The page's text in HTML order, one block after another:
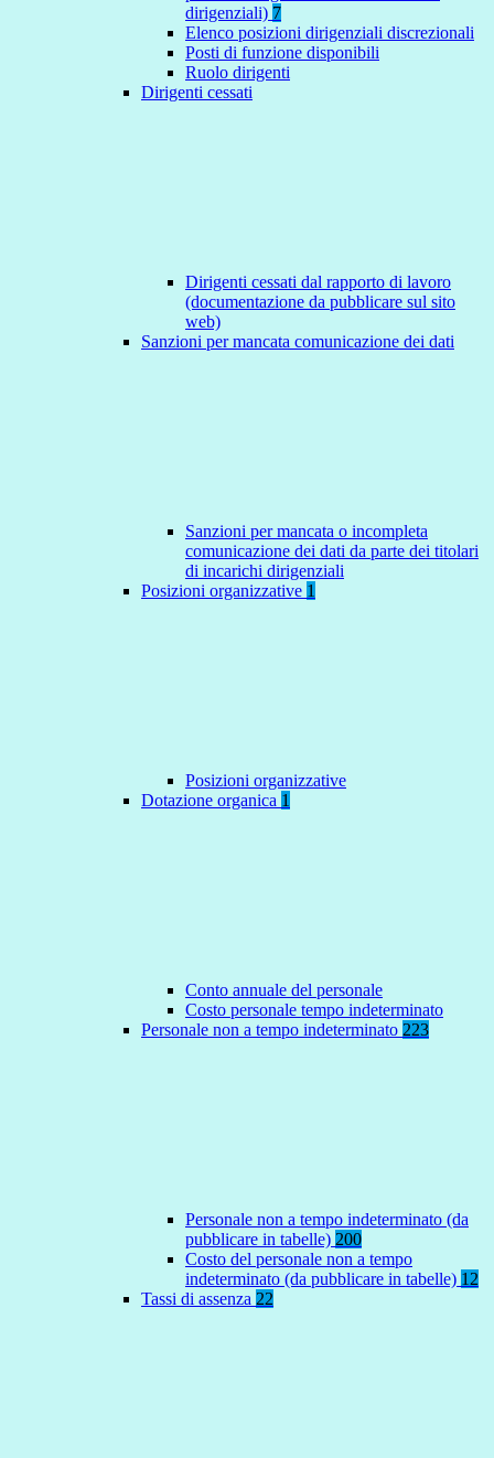
dirigenziali) 7
Elenco posizioni dirigenziali discrezionali
Posti di funzione disponibili
Ruolo dirigenti
Dirigenti cessati
Dirigenti cessati dal rapporto di lavoro
(documentazione da pubblicare sul sito
web)
Sanzioni per mancata comunicazione dei dati
Sanzioni per mancata o incompleta
comunicazione dei dati da parte dei titolari
di incarichi dirigenziali
Posizioni organizzative 1
Posizioni organizzative
Dotazione organica 1
Conto annuale del personale
Costo personale tempo indeterminato
Personale non a tempo indeterminato 223
Personale non a tempo indeterminato (da
pubblicare in tabelle) 200
Costo del personale non a tempo
indeterminato (da pubblicare in tabelle) 12
Tassi di assenza 22